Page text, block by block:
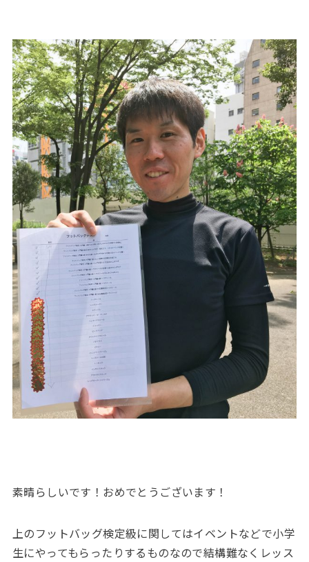
素晴らしいです！おめでとうございます！
上のフットバッグ検定級に関してはイベントなどで小学
生にやってもらったりするものなので結構難なくレッス